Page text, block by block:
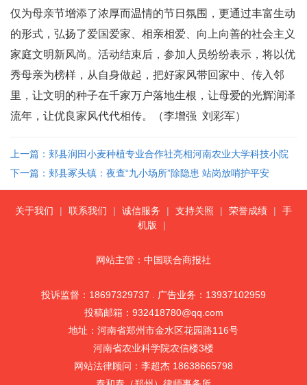
仅为母亲节增添了浓厚而温情的节日氛围，更通过丰富生动
的形式，弘扬了爱国爱家、相亲相爱、向上向善的社会主义
家庭文明新风尚。活动结束后，参加人员纷纷表示，将以优
秀母亲为榜样，从自身做起，把好家风带回家中、传入邻
里，让文明的种子在千家万户落地生根，让母爱的光辉润泽
流年，让优良家风代代相传。（李增强 刘彩军）
上一篇：郏县润田小麦种植专业合作社亮相河南农业大学科技小院
建设交流展示会
下一篇：郏县冢头镇：夜查“九小场所”除隐患 站岗放哨护平安
关于我们 | 联系我们 | 诚信服务 | 支持关照 | 荣誉成绩 |
手
机版
|
网站主管：中国联合商报社
投诉监督：18697329737 . 广告业务：13937102959
投稿邮箱：932418780@qq.com
地址：河南省郑州市金水区花园路116号
河南省农业科学院农信楼3楼
网站法律顾问：李超杰 18638665798